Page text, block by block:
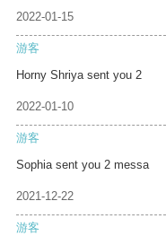
2022-01-15
游客
Horny Shriya sent you 2
2022-01-10
游客
Sophia sent you 2 messa
2021-12-22
游客